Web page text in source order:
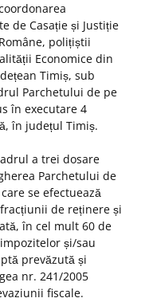
de Casație și Justiție
polițiștii
Economice din
Timiș, sub
Parchetului de pe
în executare 4
în județul Timiș.
a trei dosare
Parchetului de
se efectuează
de reținere și
în cel mult 60 de
și/sau
prevăzută și
nr. 241/2005
fiscale.